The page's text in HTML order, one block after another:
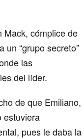
Mack, cómplice de
un “grupo secreto”
las
del líder.
de que Emiliano,
estuviera
pues le daba la